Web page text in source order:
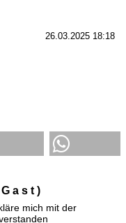
26.03.2025 18:18
mich mit der